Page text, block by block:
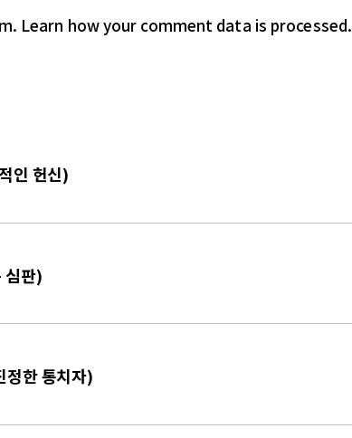
Learn how your comment data is processed.
인 헌신)
심판)
정한 통치자)